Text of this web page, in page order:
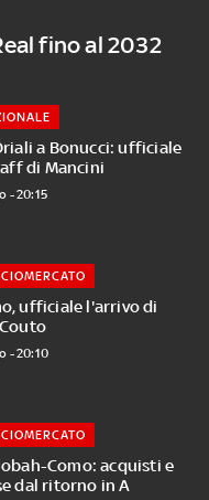
fino al 2032
a Bonucci: ufficiale
di Mancini
- 20:15
ufficiale l'arrivo di
- 20:10
Como: acquisti e
dal ritorno in A